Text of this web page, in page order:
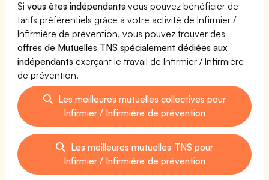
Sivous êtes indépendants vous pouvez bénéficier de
tarifs préférentiels grâce à votre activité de Infirmier /
Infirmière de prévention, vous pouvez trouver des
offres de Mutuelles TNS spécialement dédiées aux
indépendants exerçant le travail de Infirmier / Infirmière
de prévention.
Les meilleures mutuelles collectives pour
Infirmier / Infirmière de prévention
Les meilleures mutuelles TNS pour
Infirmier / Infirmière de prévention